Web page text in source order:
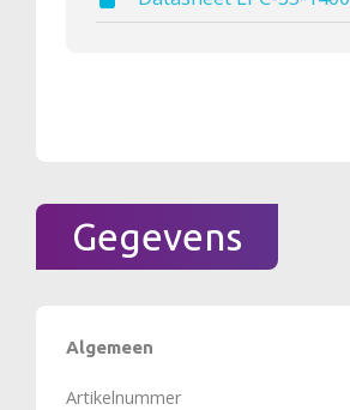
Gegevens
Algemeen
Artikelnummer